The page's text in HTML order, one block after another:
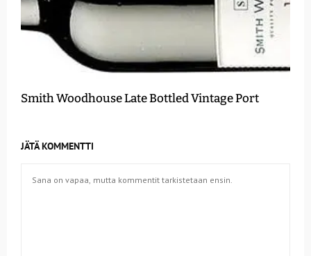
Smith Woodhouse Late Bottled Vintage Port
JÄTÄ KOMMENTTI